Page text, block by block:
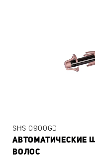
SHS 0900GD
АВТОМАТИЧЕСКИЕ
ВОЛОС